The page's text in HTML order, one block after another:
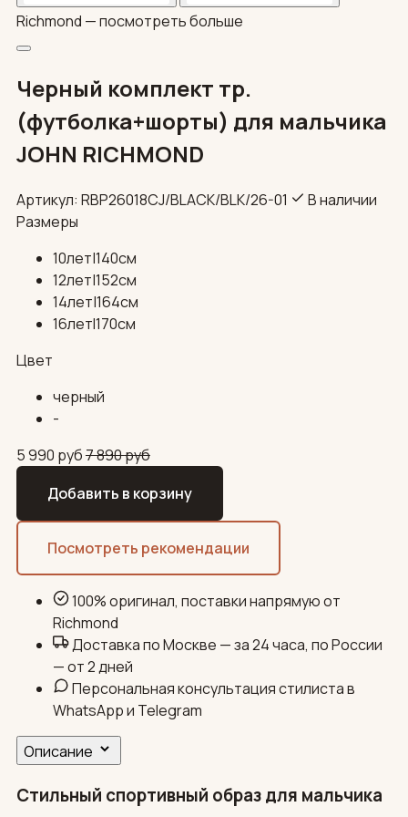
Richmond —посмотреть больше
Черный комплект тр.
(футболка+шорты) для мальчика
JOHN RICHMOND
Артикул: RBP26018CJ/BLACK/BLK/26-01
В наличии
Размеры
10лет|140см
12лет|152см
14лет|164см
16летI170см
Цвет
черный
-
5 990 руб7 890руб
Добавить в корзину
Посмотреть рекомендации
100% оригинал, поставки напрямую от
Richmond
Доставка по Москве — за 24 часа, по России
— от 2 дней
Персональная консультация стилиста в
WhatsApp и Telegram
Описание
Стильный спортивный образ для мальчика